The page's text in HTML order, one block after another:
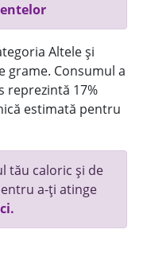
Altele și
grame. Consumul a
reprezintă 17%
estimată pentru
tău caloric și de
a-ți atinge